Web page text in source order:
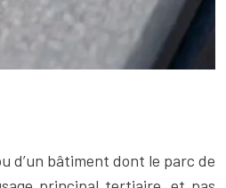
d’un bâtiment dont le parc de